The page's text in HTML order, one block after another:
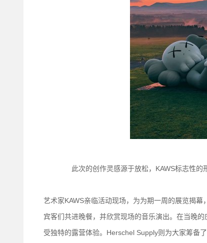
此次的创作灵感源于放松，KAWS标志性的
艺术家KAWS亲临活动现场，为为期一周的展览揭
宾客们共进晚餐，并欣赏现场的音乐演出。在当晚
受独特的露营体验。Herschel Supply则为大家筹备